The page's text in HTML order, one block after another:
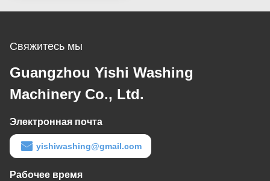
Свяжитесь мы
Guangzhou Yishi Washing
Machinery Co., Ltd.
Электронная почта
yishiwashing@gmail.com
Рабочее время